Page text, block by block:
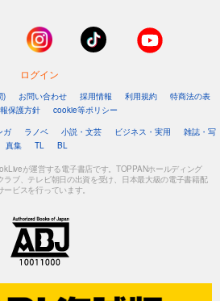
ログイン
) お問い合わせ 採用情報 利用規約
特商法の表
保護方針
cookie等ポリシー
ガ ラノベ 小説・文芸 ビジネス・実用
雑誌・写
真集
TL BL
が運営する電子書店です。TOPPANホールディング
ラブ、テレビ朝日の出資を受け、日本最大級の電子書籍配
ービスを行っています。